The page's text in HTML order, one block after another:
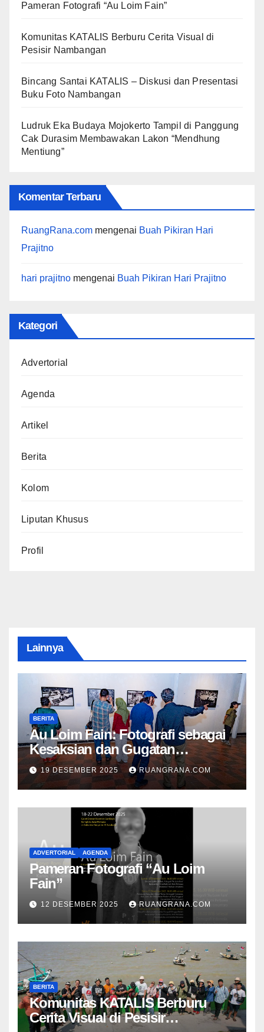
Pameran Fotografi “Au Loim Fain”
Komunitas KATALIS Berburu Cerita Visual di
Pesisir Nambangan
Bincang Santai KATALIS – Diskusi dan Presentasi
Buku Foto Nambangan
Ludruk Eka Budaya Mojokerto Tampil di Panggung
Cak Durasim Membawakan Lakon “Mendhung
Mentiung”
Komentar Terbaru
RuangRana.com mengenai Buah Pikiran Hari
Prajitno
hari prajitno mengenai Buah Pikiran Hari Prajitno
Kategori
Advertorial
Agenda
Artikel
Berita
Kolom
Liputan Khusus
Profil
Lainnya
BERITA
Au Loim Fain: Fotografi sebagai
Kesaksian dan Gugatan
Kemanusiaan
19 DESEMBER 2025 RUANGRANA.COM
ADVERTORIAL AGENDA
Pameran Fotografi “Au Loim
Fain”
12 DESEMBER 2025 RUANGRANA.COM
BERITA
Komunitas KATALIS Berburu
Cerita Visual di Pesisir